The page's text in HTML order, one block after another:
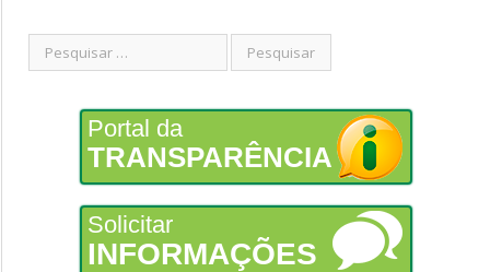
Portal da
TRANSPARÊNCIA
Solicitar
INFORMAÇÕES